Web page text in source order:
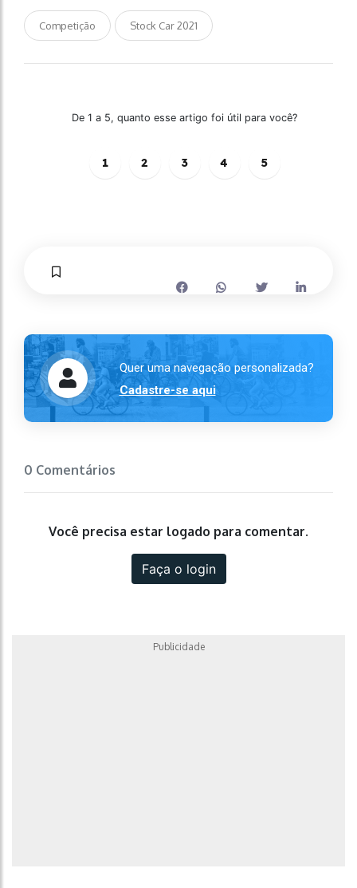
Competição Stock Car 2021
De 1 a 5, quanto esse artigo foi útil para você?
1 2 3 4 5
Quer uma navegação personalizada?
Cadastre-se aqui
0 Comentários
Você precisa estar logado para comentar.
Faça o login
Publicidade